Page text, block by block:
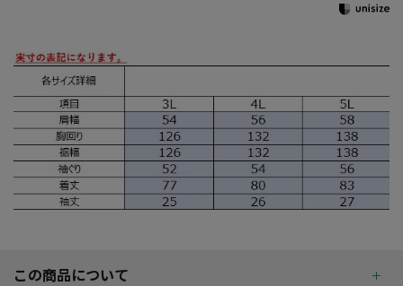
この商品について